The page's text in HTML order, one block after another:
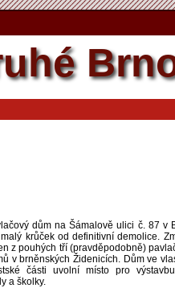
dům na Šámalově ulici č. 87 v
krůček od definitivní demolice.
z pouhých tří (pravděpodobně)
v brněnských Židenicích. Dům ve
části uvolní místo pro
a školky.